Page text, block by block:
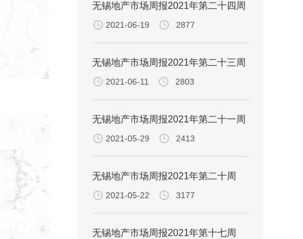
无锡地产市场周报2021年第二十四周
2021-06-19 2877
无锡地产市场周报2021年第二十三周
2021-06-11 2803
无锡地产市场周报2021年第二十一周
2021-05-29 2413
无锡地产市场周报2021年第二十周
2021-05-22 3177
无锡地产市场周报2021年第十七周